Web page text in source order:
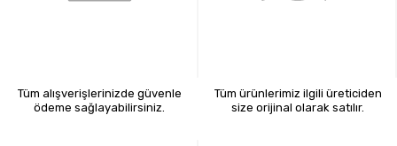
Tüm alışverişlerinizde güvenle
ödeme sağlayabilirsiniz.
Tüm ürünlerimiz ilgili üreticiden
size orijinal olarak satılır.